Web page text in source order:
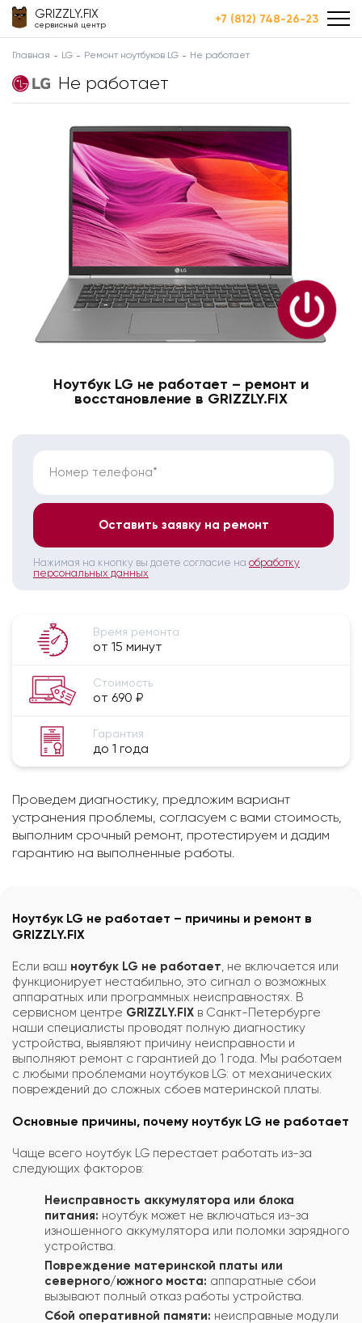
GRIZZLY.FIX
сервисный центр +7 (812) 748-26-23
Главная LG Ремонт ноутбуков LG Не работает
Не работает
Ноутбук LG не работает – ремонт и
восстановление в GRIZZLY.FIX
Номер телефона*
Оставить заявку на ремонт
Нажимая на кнопку вы даете согласие на обработку
персональных данных
Время ремонта
от 15 минут
Стоимость
от 690 ₽
Гарантия
до 1 года
Проведем диагностику, предложим вариант
устранения проблемы, согласуем с вами стоимость,
выполним срочный ремонт, протестируем и дадим
гарантию на выполненные работы.
Ноутбук LG не работает – причины и ремонт в
GRIZZLY.FIX
Если ваш ноутбук LG не работает , не включается или
функционирует нестабильно, это сигнал о возможных
аппаратных или программных неисправностях. В
сервисном центре GRIZZLY.FIX в Санкт-Петербурге
наши специалисты проводят полную диагностику
устройства, выявляют причину неисправности и
выполняют ремонт с гарантией до 1 года. Мы работаем
с любыми проблемами ноутбуков LG: от механических
повреждений до сложных сбоев материнской платы.
Основные причины, почему ноутбук LG не работает
Чаще всего ноутбук LG перестает работать из-за
следующих факторов:
Неисправность аккумулятора или блока
питания: ноутбук может не включаться из-за
изношенного аккумулятора или поломки зарядного
устройства.
Повреждение материнской платы или
северного/южного моста: аппаратные сбои
вызывают полный отказ работы устройства.
Сбой оперативной памяти: неисправные модули